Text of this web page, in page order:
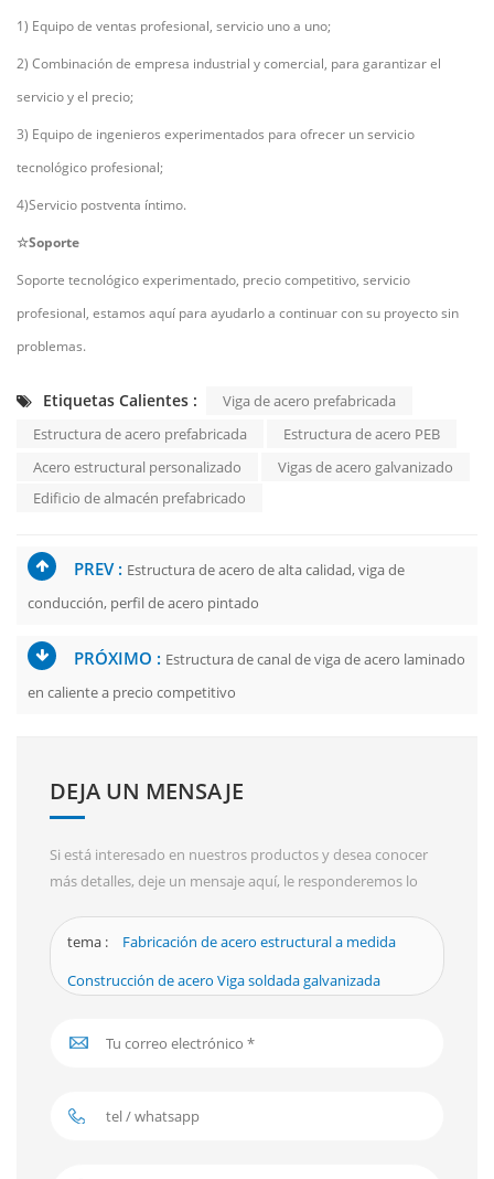
1) Equipo de ventas profesional, servicio uno a uno;
2) Combinación de empresa industrial y comercial, para garantizar el
servicio y el precio;
3) Equipo de ingenieros experimentados para ofrecer un servicio
tecnológico profesional;
4)Servicio postventa íntimo.
☆Soporte
Soporte tecnológico experimentado, precio competitivo, servicio
profesional, estamos aquí para ayudarlo a continuar con su proyecto sin
problemas.
Etiquetas Calientes :
Viga de acero prefabricada
Estructura de acero prefabricada
Estructura de acero PEB
Acero estructural personalizado
Vigas de acero galvanizado
Edificio de almacén prefabricado
PREV : Estructura de acero de alta calidad, viga de
conducción, perfil de acero pintado
PRÓXIMO : Estructura de canal de viga de acero laminado
en caliente a precio competitivo
DEJA UN MENSAJE
Si está interesado en nuestros productos y desea conocer
más detalles, deje un mensaje aquí, le responderemos lo
tema :
Fabricación de acero estructural a medida
Construcción de acero Viga soldada galvanizada